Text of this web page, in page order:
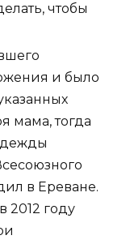
чтобы
и было
мама, тогда
в Ереване.
2012 году